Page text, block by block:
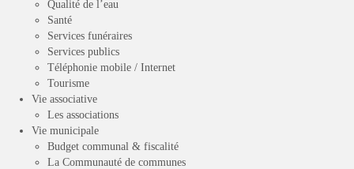
Qualité de l’eau
Santé
Services funéraires
Services publics
Téléphonie mobile / Internet
Tourisme
Vie associative
Les associations
Vie municipale
Budget communal & fiscalité
La Communauté de communes